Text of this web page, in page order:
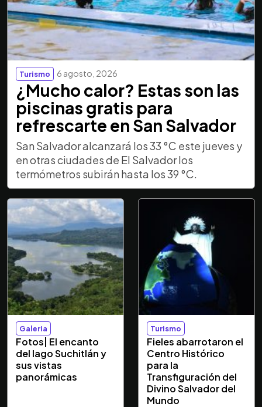
Turismo 6 agosto, 2026
¿Mucho calor? Estas son las
piscinas gratis para
refrescarte en San Salvador
San Salvador alcanzará los 33 °C este jueves y
en otras ciudades de El Salvador los
termómetros subirán hasta los 39 °C.
Galeria
Fotos| El encanto
del lago Suchitlán y
sus vistas
panorámicas
Turismo
Fieles abarrotaron el
Centro Histórico
para la
Transfiguración del
Divino Salvador del
Mundo